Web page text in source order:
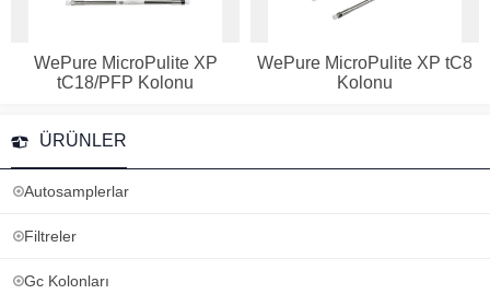
WePure MicroPulite XP
tC18/PFP Kolonu
WePure MicroPulite XP tC8
Kolonu
ÜRÜNLER
Autosamplerlar
Filtreler
Gc Kolonları